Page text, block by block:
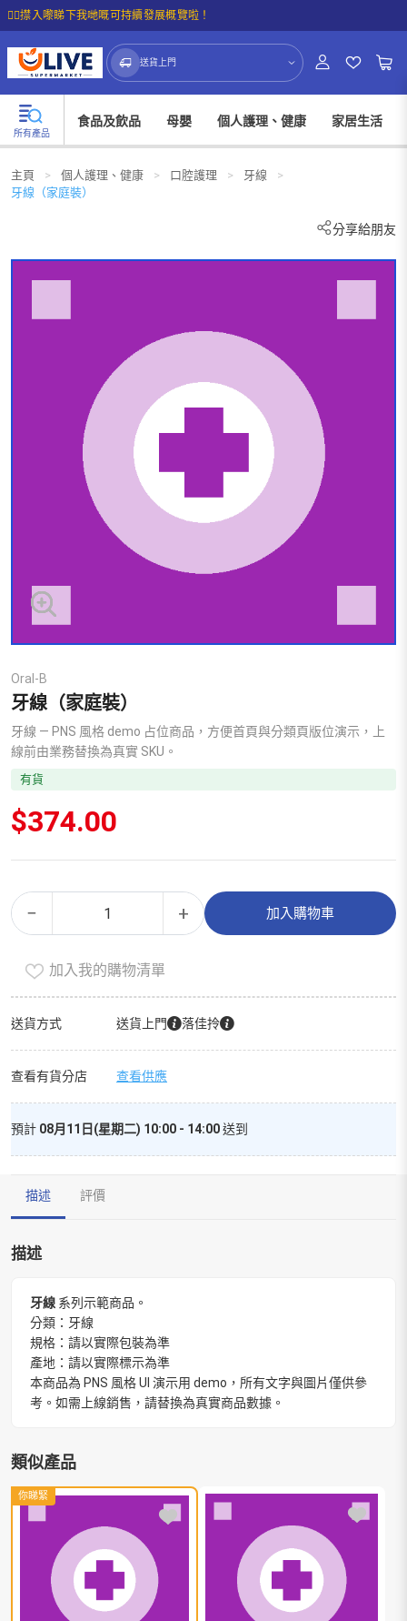
☝🏼㩒入嚟睇下我哋嘅可持續發展概覽啦！
送貨上門
所有產品
食品及飲品 母嬰 個人護理、健康 家居生活
主頁 > 個人護理、健康 > 口腔護理 > 牙線
>
牙線（家庭裝）
分享給朋友
Oral-B
牙線（家庭裝）
牙線 — PNS 風格 demo 占位商品，方便首頁與分類頁版位演示，上
線前由業務替換為真實 SKU。
有貨
$374.00
−
牙
線
裝）
數
+ 加入購物車
Alternative:
加入我的購物清單
送貨方式 送貨上門 落佳拎
查看有貨分店 查看供應
預計 08月11日(星期二) 10:00 - 14:00送到
描述 評價
描述
牙線 系列示範商品。
分類：牙線
規格：請以實際包裝為準
產地：請以實際標示為準
本商品為 PNS 風格 UI 演示用 demo，所有文字與圖片僅供參
考。如需上線銷售，請替換為真實商品數據。
類似產品
你睇緊